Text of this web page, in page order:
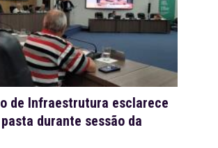
de Infraestrutura esclarece
durante sessão da